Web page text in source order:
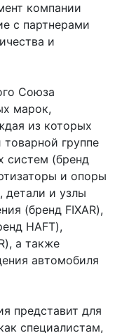
компании
с партнерами
и
Союза
марок,
из которых
товарной группе
систем (бренд
и опоры
детали и узлы
(бренд FIXAR),
HAFT),
а также
автомобиля
представит для
специалистам,